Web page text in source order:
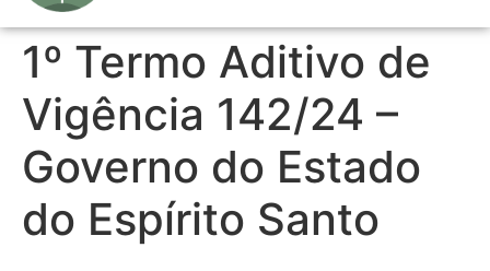
1º Termo Aditivo de
Vigência 142/24 –
Governo do Estado
do Espírito Santo